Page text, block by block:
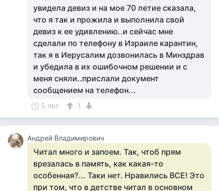
увидела девиз и на мое 70 летие сказала,
что я так и прожила и выполнила свой
девиз к ее удивлению..и сейчас мне
сделали по телефону в Израиле карантин,
так я в Иерусалим дозвонилась в Минздрав
и убедила в их ошибочном решении и с
меня сняли..прислали документ
сообщением на телефон...
5 лет 1
Андрей Владимирович
Читал много и запоем. Так, чтоб прям
врезалась в память, как какая-то
особенная?... Таки нет. Нравились ВСЕ! Это
при том, что в детстве читал в основном